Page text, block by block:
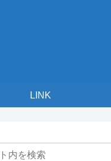
LINK